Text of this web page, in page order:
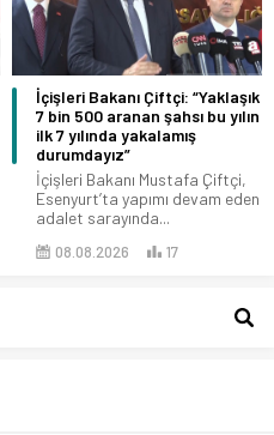
İçişleri Bakanı Çiftçi: “Yaklaşık
7 bin 500 aranan şahsı bu yılın
ilk 7 yılında yakalamış
durumdayız”
İçişleri Bakanı Mustafa Çiftçi,
Esenyurt’ta yapımı devam eden
adalet sarayında...
08.08.2026 17